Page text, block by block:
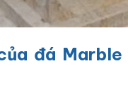
đá Marble